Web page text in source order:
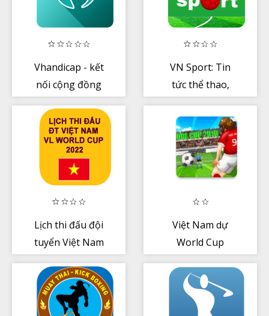
Vhandicap - kết
nối cộng đồng
VN Sport: Tin
tức thể thao,
báo 24/7
Lịch thi đấu đội
tuyển Việt Nam
Việt Nam dự
World Cup